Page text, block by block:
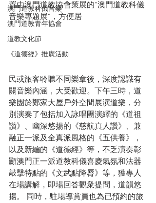
澳門道教科儀音樂
澳門道教青年協會
道教文化節
《道德經》推廣活動
置由澳門道教協會策展的“澳門道教科儀
音樂專題展”，方便居
民或旅客聆聽不同樂章後，深度認識有
關音樂內涵，大受歡迎。下午三時，道
樂團於鄭家大屋戶外空間展演道樂，分
別演奏了包括加入詠唱團演繹的《道祖
讚》、幽深悠揚的《慈航真人讚》、兼
融正一派及全真派風格的《五供養》，
以及新編的《道德經》等，不乏演奏彰
顯澳門正一派道教科儀喜慶氣氛和法器
敲擊特點的《文武點降脣》等，獲專人
在場講解，即場回答觀衆提問，道韻悠
揚。 同時，駐場導賞員也為已預約的旅